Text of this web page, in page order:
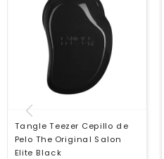
Tangle Teezer Cepillo de
Pelo The Original Salon
Elite Black